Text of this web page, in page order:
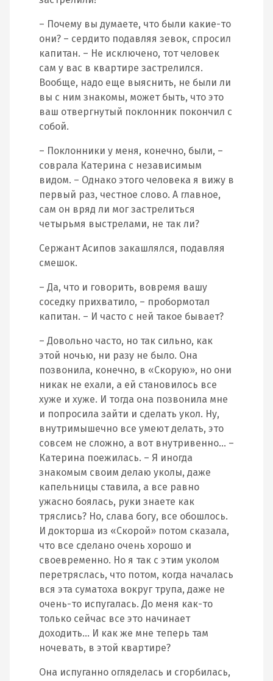
– Почему вы думаете, что были какие-то
они? – сердито подавляя зевок, спросил
капитан. – Не исключено, тот человек
сам у вас в квартире застрелился.
Вообще, надо еще выяснить, не были ли
вы с ним знакомы, может быть, что это
ваш отвергнутый поклонник покончил с
собой.
– Поклонники у меня, конечно, были, –
соврала Катерина с независимым
видом. – Однако этого человека я вижу в
первый раз, честное слово. А главное,
сам он вряд ли мог застрелиться
четырьмя выстрелами, не так ли?
Сержант Асипов закашлялся, подавляя
смешок.
– Да, что и говорить, вовремя вашу
соседку прихватило, – пробормотал
капитан. – И часто с ней такое бывает?
– Довольно часто, но так сильно, как
этой ночью, ни разу не было. Она
позвонила, конечно, в «Скорую», но они
никак не ехали, а ей становилось все
хуже и хуже. И тогда она позвонила мне
и попросила зайти и сделать укол. Ну,
внутримышечно все умеют делать, это
совсем не сложно, а вот внутривенно… –
Катерина поежилась. – Я иногда
знакомым своим делаю уколы, даже
капельницы ставила, а все равно
ужасно боялась, руки знаете как
тряслись? Но, слава богу, все обошлось.
И докторша из «Скорой» потом сказала,
что все сделано очень хорошо и
своевременно. Но я так с этим уколом
перетряслась, что потом, когда началась
вся эта суматоха вокруг трупа, даже не
очень-то испугалась. До меня как-то
только сейчас все это начинает
доходить… И как же мне теперь там
ночевать, в этой квартире?
Она испуганно огляделась и сгорбилась,